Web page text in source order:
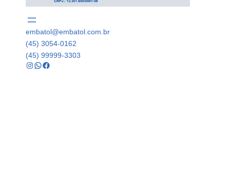
embatol@embatol.com.br
(45) 3054-0162
(45) 99999-3303
Instagram WhatsApp Facebook